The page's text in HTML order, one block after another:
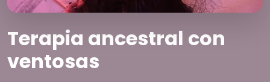
Terapia ancestral con
ventosas